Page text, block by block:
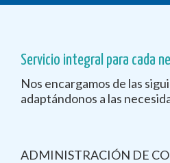
Servicio integral para cada
Nos encargamos de las
adaptándonos a las
ADMINISTRACIÓN DE